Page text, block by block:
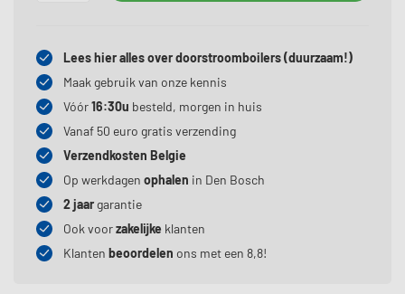
Lees hier alles over doorstroomboilers (duurzaam!)
Maak gebruik van onze kennis
Vóór16:30u besteld, morgen in huis
Vanaf 50 euro gratis verzending
Verzendkosten Belgie
Op werkdagen ophalen in Den Bosch
2 jaargarantie
Ook voorzakelijke klanten
Klanten beoordelen ons met een 8,8!